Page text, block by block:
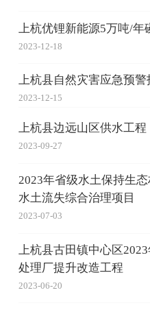
上杭优锂新能源5万吨/
2023-12-18
上杭县自然灾害应急预警
2023-12-15
上杭县边远山区供水工程
2023-09-27
2023年省级水土保持生
水土流失综合治理项目
2023-07-03
上杭县古田镇中心区
处理厂提升改造工程
2023-06-20